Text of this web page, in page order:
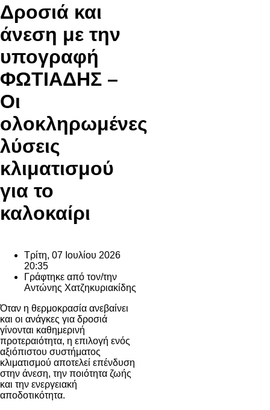
Δροσιά και
άνεση με την
υπογραφή
ΦΩΤΙΑΔΗΣ –
Οι
ολοκληρωμένες
λύσεις
κλιματισμού
για το
καλοκαίρι
Τρίτη, 07 Ιουλίου 2026
20:35
Γράφτηκε από τον/την
Αντώνης Χατζηκυριακίδης
Όταν η θερμοκρασία ανεβαίνει
και οι ανάγκες για δροσιά
γίνονται καθημερινή
προτεραιότητα, η επιλογή ενός
αξιόπιστου συστήματος
κλιματισμού αποτελεί επένδυση
στην άνεση, την ποιότητα ζωής
και την ενεργειακή
αποδοτικότητα.